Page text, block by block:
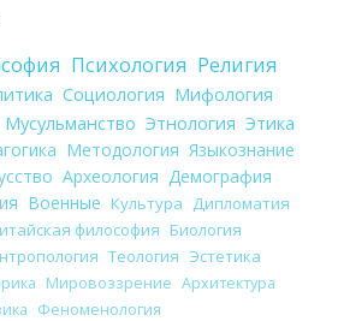
Психология Религия
Социология Мифология
Мусульманство Этнология Этика
Методология Языкознание
Археология Демография
Военные Культура
Дипломатия
философия Биология
Теология Эстетика
Мировоззрение Архитектура
Феноменология